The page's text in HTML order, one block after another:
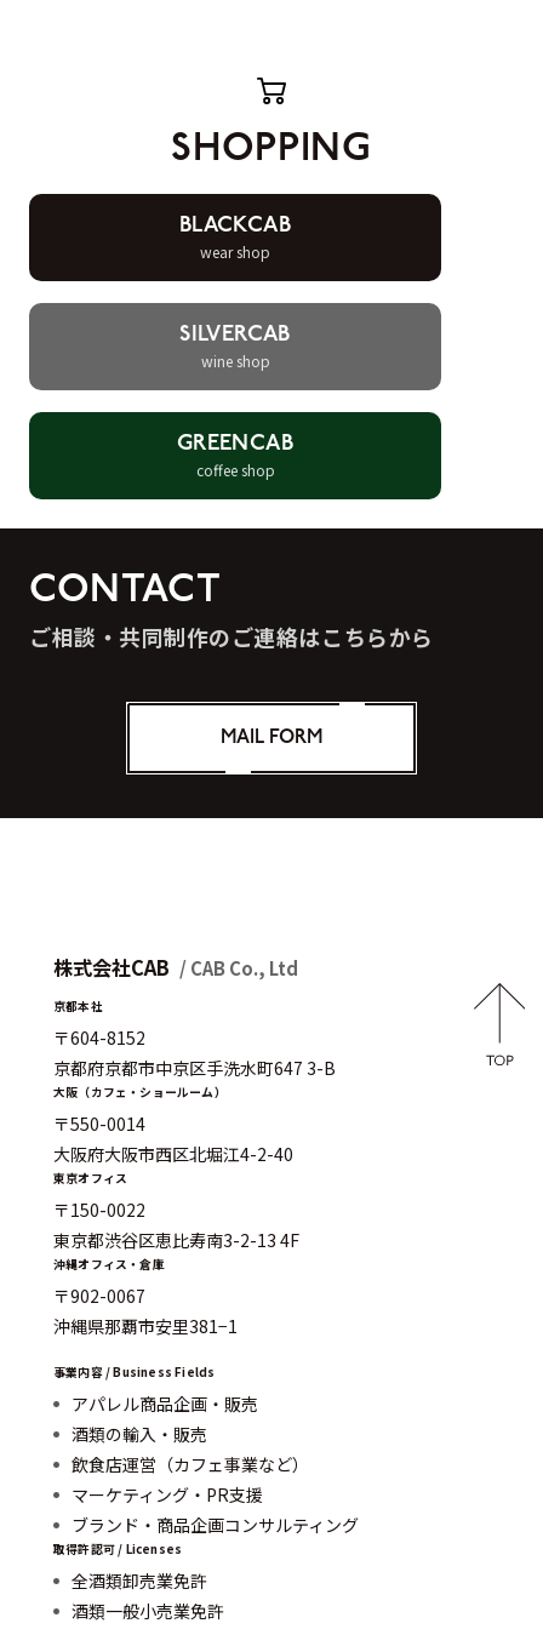
SHOPPING
BLACKCAB
wear shop
SILVERCAB
wine shop
GREENCAB
coffee shop
CONTACT
ご相談・共同制作のご連絡はこちらから
MAIL FORM
株式会社CAB / CAB Co., Ltd
京都本社
〒604-8152
京都府京都市中京区手洗水町647 3-B
大阪（カフェ・ショールーム）
〒550-0014
大阪府大阪市西区北堀江4-2-40
東京オフィス
〒150-0022
東京都渋谷区恵比寿南3-2-13 4F
沖縄オフィス・倉庫
〒902-0067
沖縄県那覇市安里381−1
事業内容 / Business Fields
アパレル商品企画・販売
酒類の輸入・販売
飲食店運営（カフェ事業など）
マーケティング・PR支援
ブランド・商品企画コンサルティング
取得許認可 / Licenses
全酒類卸売業免許
酒類一般小売業免許